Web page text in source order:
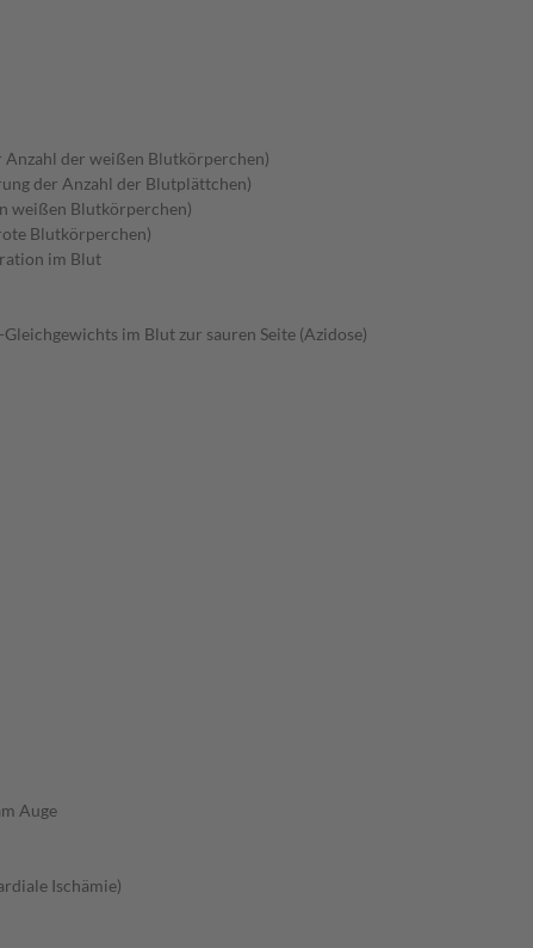
Anzahl der weißen Blutkörperchen)
der Anzahl der Blutplättchen)
weißen Blutkörperchen)
Blutkörperchen)
im Blut
im Blut zur sauren Seite (Azidose)
Auge
Ischämie)